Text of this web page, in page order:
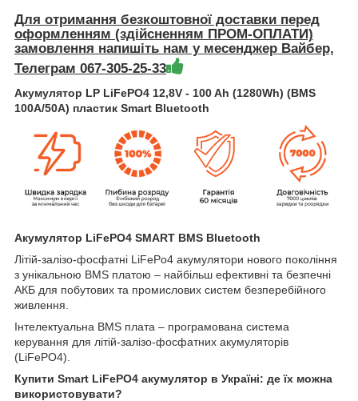
Для отримання безкоштовної доставки перед
оформленням (здійсненням ПРОМ-ОПЛАТИ)
замовлення напишіть нам у месенджер Вайбер,
Телеграм 067-305-25-33
Акумулятор LP LiFePO4 12,8V - 100 Ah (1280Wh) (BMS
100A/50А) пластик Smart Bluetooth
Акумулятор LiFePO4 SMART BMS Bluetooth
Літій-залізо-фосфатні LiFePo4 акумулятори нового покоління
з унікальною BMS платою – найбільш ефективні та безпечні
АКБ для побутових та промислових систем безперебійного
живлення.
Інтелектуальна BMS плата – програмована система
керування для літій-залізо-фосфатних акумуляторів
(LiFePO4).
Купити Smart LiFePO4 акумулятор в Україні: де їх можна
використовувати?